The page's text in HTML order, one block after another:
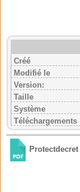
Créé
Modifié le
Version:
Taille
Système
Téléchargements